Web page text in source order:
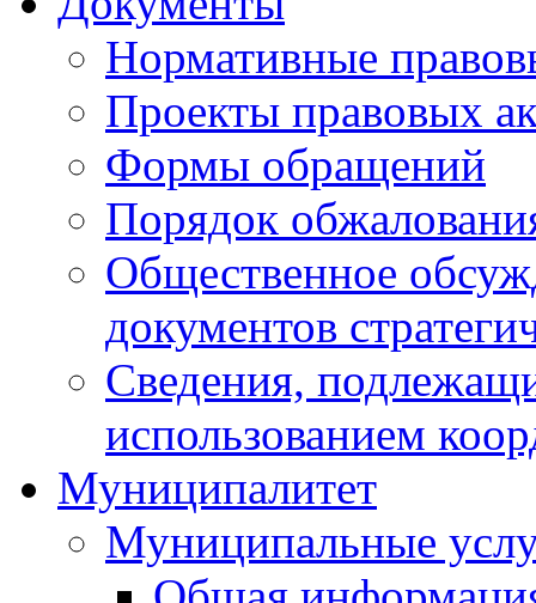
Нормативные
Проекты правовых
Формы обращений
Порядок
Общественное
документов
Сведения,
использованием
Муниципалитет
Муниципальные